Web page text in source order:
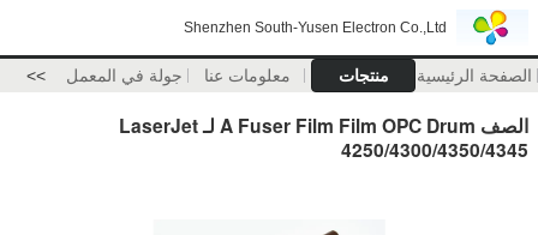
Shenzhen South-Yusen Electron Co.,Ltd
الصفحة الرئيسية منتجات معلومات عنا جولة في المعمل >>
الصف A Fuser Film Film OPC Drum لـ LaserJet
4250/4300/4350/4345